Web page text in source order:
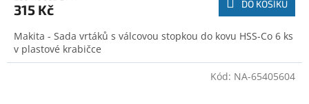
315 Kč DO KOŠÍKU
Makita - Sada vrtáků s válcovou stopkou do kovu HSS-Co 6 ks
v plastové krabičce
Kód: NA-65405604